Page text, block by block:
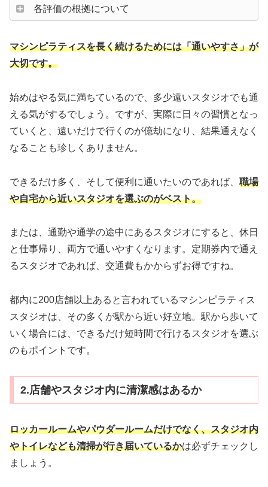
各評価の根拠について
マシンピラティスを長く続けるためには「通いやすさ」が
大切です。
始めはやる気に満ちているので、多少遠いスタジオでも通
える気がするでしょう。ですが、実際に日々の習慣となっ
ていくと、遠いだけで行くのが億劫になり、結果通えなく
なることも珍しくありません。
できるだけ多く、そして便利に通いたいのであれば、 職場
や自宅から近いスタジオを選ぶのがベスト。
または、通勤や通学の途中にあるスタジオにすると、休日
と仕事帰り、両方で通いやすくなります。定期券内で通え
るスタジオであれば、交通費もかからずお得ですね。
都内に200店舗以上あると言われているマシンピラティス
スタジオは、その多くが駅から近い好立地。駅から歩いて
いく場合には、できるだけ短時間で行けるスタジオを選ぶ
のもポイントです。
2.店舗やスタジオ内に清潔感はあるか
ロッカールームやパウダールームだけでなく、スタジオ内
やトイレなども清掃が行き届いているかは必ずチェックし
ましょう。